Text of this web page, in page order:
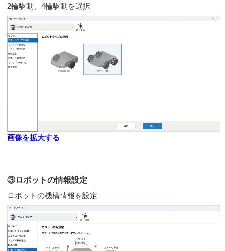
2輪駆動、4輪駆動を選択
画像を拡大する
③ロボットの情報設定
ロボットの機構情報を設定